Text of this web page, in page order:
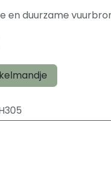
en duurzame